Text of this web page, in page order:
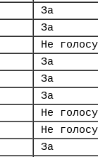
За
За
Не
За
За
За
Не
Не
За